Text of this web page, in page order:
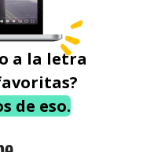
a la letra
de eso.